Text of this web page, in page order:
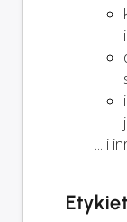
... i